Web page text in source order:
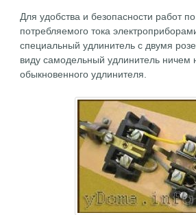
Для удобства и безопасности работ
потребляемого тока
специальный удлинитель с двумя
виду самодельный удлинитель ничем
обыкновенного удлинителя.